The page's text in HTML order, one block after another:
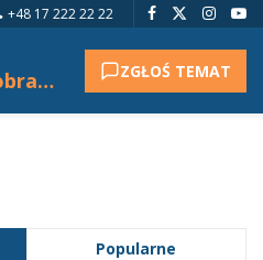
+48 17 222 22 22
Nie udało się pobrać tytułu. ZGŁOŚ TEMAT
Popularne